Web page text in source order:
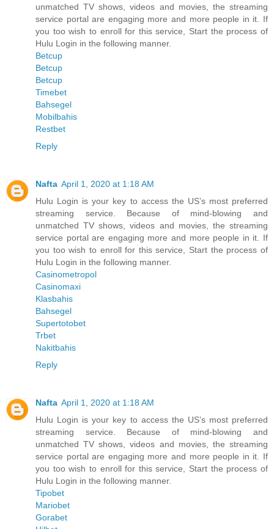
unmatched TV shows, videos and movies, the streaming
service portal are engaging more and more people in it. If
you too wish to enroll for this service, Start the process of
Hulu Login in the following manner.
Betcup
Betcup
Betcup
Timebet
Bahsegel
Mobilbahis
Restbet
Reply
Nafta April 1, 2020 at 1:18 AM
Hulu Login is your key to access the US’s most preferred
streaming service. Because of mind-blowing and
unmatched TV shows, videos and movies, the streaming
service portal are engaging more and more people in it. If
you too wish to enroll for this service, Start the process of
Hulu Login in the following manner.
Casinometropol
Casinomaxi
Klasbahis
Bahsegel
Supertotobet
Trbet
Nakitbahis
Reply
Nafta April 1, 2020 at 1:18 AM
Hulu Login is your key to access the US’s most preferred
streaming service. Because of mind-blowing and
unmatched TV shows, videos and movies, the streaming
service portal are engaging more and more people in it. If
you too wish to enroll for this service, Start the process of
Hulu Login in the following manner.
Tipobet
Mariobet
Gorabet